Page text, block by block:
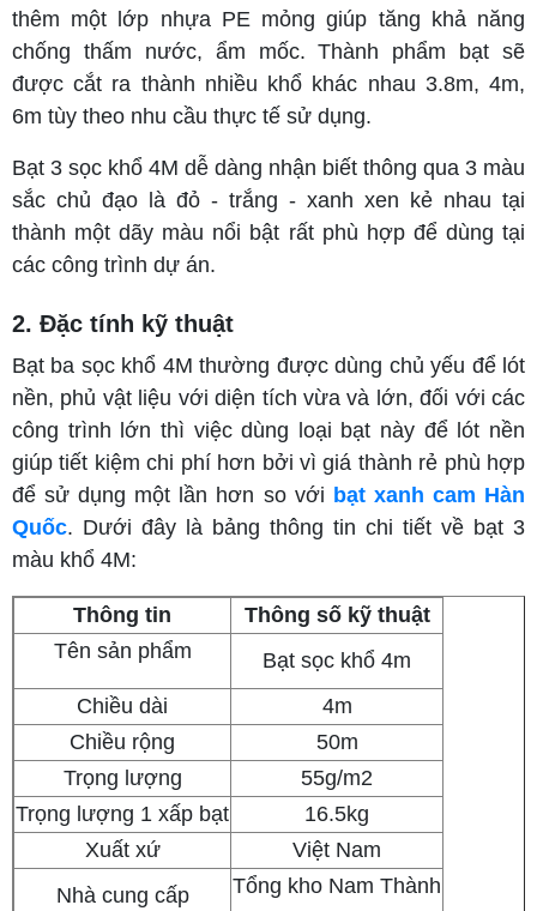
thêm một lớp nhựa PE mỏng giúp tăng khả năng
chống thấm nước, ẩm mốc. Thành phẩm bạt sẽ
được cắt ra thành nhiều khổ khác nhau 3.8m, 4m,
6m tùy theo nhu cầu thực tế sử dụng.
Bạt 3 sọc khổ 4M dễ dàng nhận biết thông qua 3 màu
sắc chủ đạo là đỏ - trắng - xanh xen kẻ nhau tại
thành một dãy màu nổi bật rất phù hợp để dùng tại
các công trình dự án.
2. Đặc tính kỹ thuật
Bạt ba sọc khổ 4M thường được dùng chủ yếu để lót
nền, phủ vật liệu với diện tích vừa và lớn, đối với các
công trình lớn thì việc dùng loại bạt này để lót nền
giúp tiết kiệm chi phí hơn bởi vì giá thành rẻ phù hợp
để sử dụng một lần hơn so với bạt xanh cam Hàn
Quốc. Dưới đây là bảng thông tin chi tiết về bạt 3
màu khổ 4M:
Thông tin
Thông số kỹ thuật
Tên sản phẩm
Bạt sọc khổ 4m
Chiều dài
4m
Chiều rộng
50m
Trọng lượng
55g/m2
Trọng lượng 1 xấp bạt
16.5kg
Xuất xứ
Việt Nam
Nhà cung cấp
Tổng kho Nam Thành